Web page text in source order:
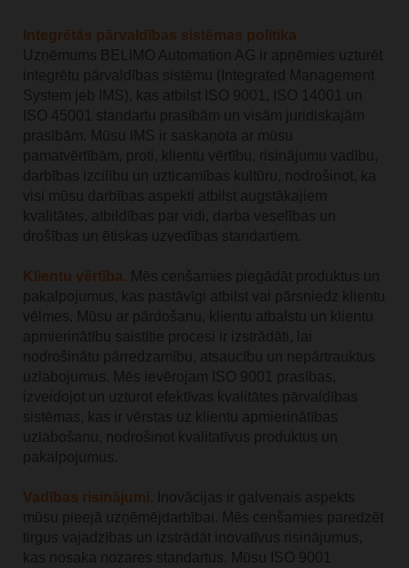
Integrētās pārvaldības sistēmas politika
Uzņēmums BELIMO Automation AG ir apņēmies uzturēt
integrētu pārvaldības sistēmu (Integrated Management
System jeb IMS), kas atbilst ISO 9001, ISO 14001 un
ISO 45001 standartu prasībām un visām juridiskajām
prasībām. Mūsu IMS ir saskaņota ar mūsu
pamatvērtībām, proti, klientu vērtību, risinājumu vadību,
darbības izcilību un uzticamības kultūru, nodrošinot, ka
visi mūsu darbības aspekti atbilst augstākajiem
kvalitātes, atbildības par vidi, darba veselības un
drošības un ētiskas uzvedības standartiem.
Klientu vērtība. Mēs cenšamies piegādāt produktus un
pakalpojumus, kas pastāvīgi atbilst vai pārsniedz klientu
vēlmes. Mūsu ar pārdošanu, klientu atbalstu un klientu
apmierinātību saistītie procesi ir izstrādāti, lai
nodrošinātu pārredzamību, atsaucību un nepārtrauktus
uzlabojumus. Mēs ievērojam ISO 9001 prasības,
izveidojot un uzturot efektīvas kvalitātes pārvaldības
sistēmas, kas ir vērstas uz klientu apmierinātības
uzlabošanu, nodrošinot kvalitatīvus produktus un
pakalpojumus.
Vadības risinājumi. Inovācijas ir galvenais aspekts
mūsu pieejā uzņēmējdarbībai. Mēs cenšamies paredzēt
tirgus vajadzības un izstrādāt inovatīvus risinājumus,
kas nosaka nozares standartus. Mūsu ISO 9001